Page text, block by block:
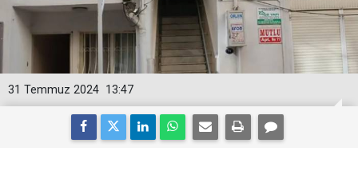
13:47
31 Temmuz 2024